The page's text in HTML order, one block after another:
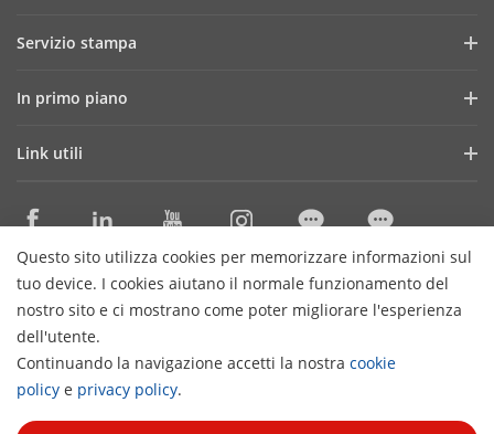
Questo sito utilizza cookies per memorizzare informazioni sul
tuo device. I cookies aiutano il normale funzionamento del
nostro sito e ci mostrano come poter migliorare l'esperienza
dell'utente.
Continuando la navigazione accetti la nostra cookie
policy e privacy policy.
Lavora con noi
Seguici sui social
Servizio stampa
Eventi e fiere
In primo piano
SBOBOX
Solution Exclusive Selection
Link utili
Distributori Specializzati Sicurezza
Cataloghi ProExpert
Distributori Materiale Elettrico
Cataloghi HiWatch
Garanzie Prodotti
Discontinued products
Contattaci
© 2026 Hangzhou Hikvision Digital Technology Co., Ltd. All
Rights Reserved.
Privacy Policy Cookies Preferences